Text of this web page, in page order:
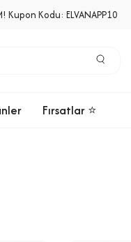
Kodu: ELVANAPP10
Fırsatlar ⭐